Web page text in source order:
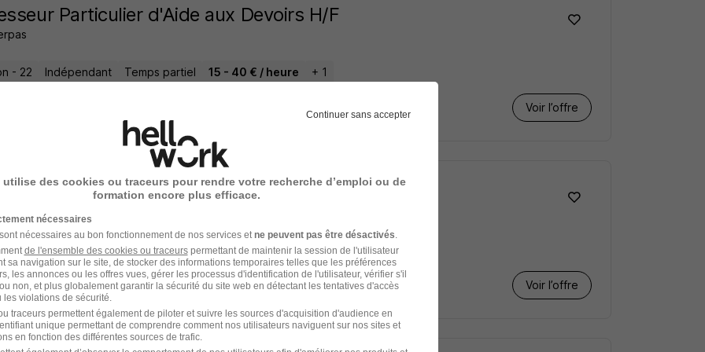
Particulier d'Aide aux Devoirs H/F
- 22 Indépendant Temps partiel 15 - 40 € / heure + 1
Voir l’offre
Particulier d'Informatique H/F
- 22 Indépendant Temps partiel 15 - 40 € / heure + 1
Voir l’offre
Continuer sans accepter
utilise des cookies ou traceurs pour rendre votre recherche d’emploi ou de
formation encore plus efficace.
nécessaires
nécessaires au bon fonctionnement de nos services et ne peuvent pas être désactivés
de l'ensemble des cookies ou traceurspermettant de maintenir la session de l'utilisateur
sa navigation sur le site, de stocker des informations temporaires telles que les préférences
les annonces ou les offres vues, gérer les processus d'identification de l'utilisateur, vérifier s'il
non, et plus globalement garantir la sécurité du site web en détectant les tentatives d'accès
violations de sécurité.
traceurs permettent également de piloter et suivre les sources d'acquisition d'audience en
unique permettant de comprendre comment nos utilisateurs naviguent sur nos sites et
en fonction des différentes sources de trafic.